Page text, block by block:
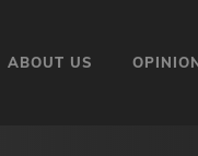
ABOUT US